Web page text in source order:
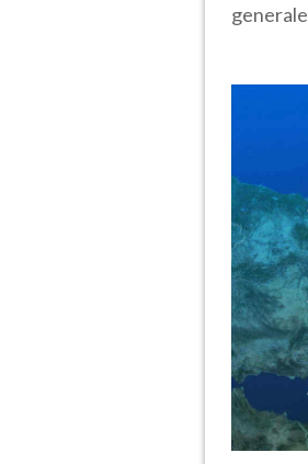
generale